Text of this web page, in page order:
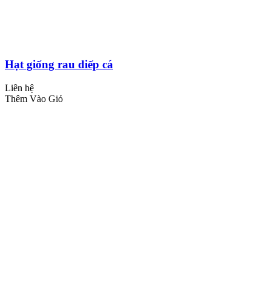
Hạt giống rau diếp cá
Liên hệ
Thêm Vào Giỏ